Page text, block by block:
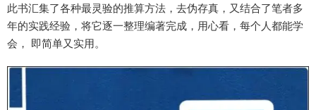
此书汇集了各种最灵验的推算方法，去伪存真，又结合了笔者多
年的实践经验，将它逐一整理编著完成，用心看，每个人都能学
会， 即简单又实用。